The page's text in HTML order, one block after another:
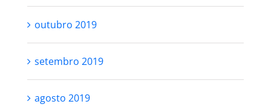
outubro 2019
setembro 2019
agosto 2019